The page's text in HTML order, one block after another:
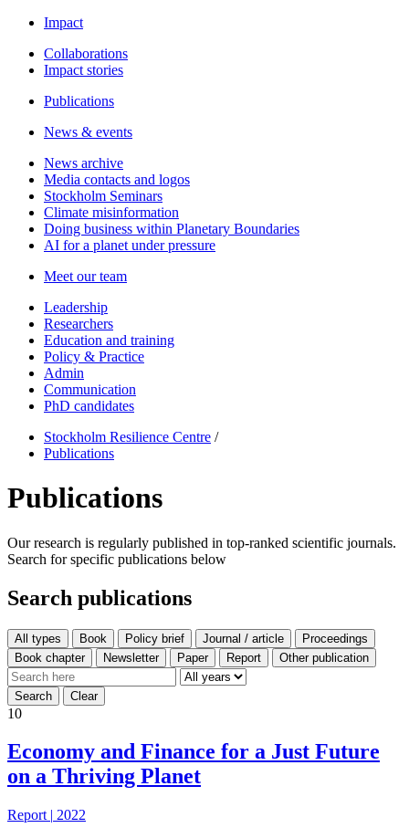
Impact
Collaborations
Impact stories
Publications
News & events
News archive
Media contacts and logos
Stockholm Seminars
Climate misinformation
Doing business within Planetary Boundaries
AI for a planet under pressure
Meet our team
Leadership
Researchers
Education and training
Policy & Practice
Admin
Communication
PhD candidates
Stockholm Resilience Centre /
Publications
Publications
Our research is regularly published in top-ranked scientific journals.
Search for specific publications below
Search publications
All types
10
Economy and Finance for a Just Future
on a Thriving Planet
Report | 2022